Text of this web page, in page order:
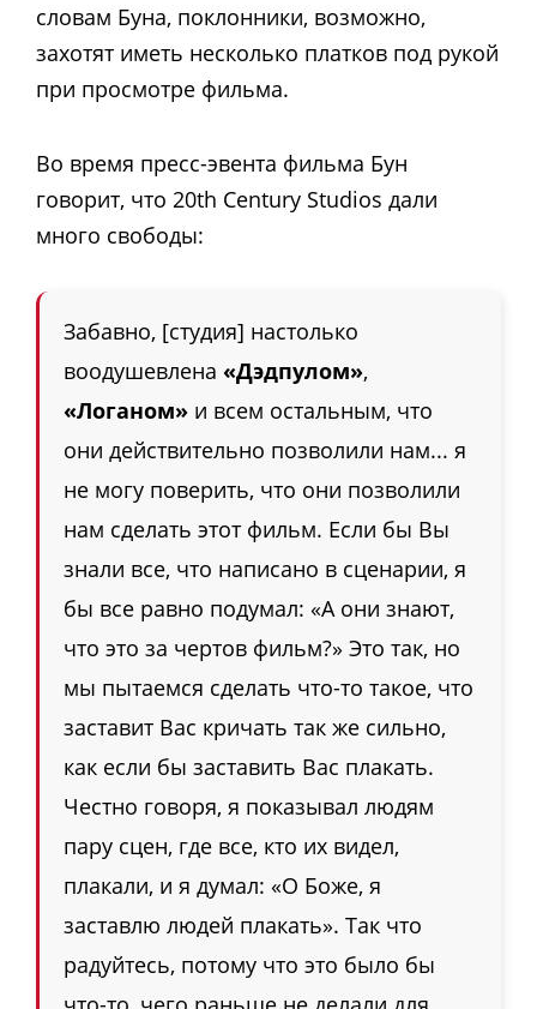
словам Буна, поклонники, возможно,
захотят иметь несколько платков под рукой
при просмотре фильма.
Во время пресс-эвента фильма Бун
говорит, что 20th Century Studios дали
много свободы:
Забавно, [студия] настолько
воодушевлена «Дэдпулом»,
«Логаном» и всем остальным, что
они действительно позволили нам... я
не могу поверить, что они позволили
нам сделать этот фильм. Если бы Вы
знали все, что написано в сценарии, я
бы все равно подумал: «А они знают,
что это за чертов фильм?» Это так, но
мы пытаемся сделать что-то такое, что
заставит Вас кричать так же сильно,
как если бы заставить Вас плакать.
Честно говоря, я показывал людям
пару сцен, где все, кто их видел,
плакали, и я думал: «О Боже, я
заставлю людей плакать». Так что
радуйтесь, потому что это было бы